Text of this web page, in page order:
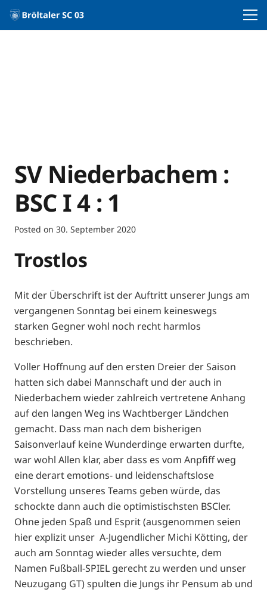
SV Niederbachem :
BSC I 4 : 1
Posted on 30. September 2020
Trostlos
Mit der Überschrift ist der Auftritt unserer Jungs am
vergangenen Sonntag bei einem keineswegs
starken Gegner wohl noch recht harmlos
beschrieben.
Voller Hoffnung auf den ersten Dreier der Saison
hatten sich dabei Mannschaft und der auch in
Niederbachem wieder zahlreich vertretene Anhang
auf den langen Weg ins Wachtberger Ländchen
gemacht. Dass man nach dem bisherigen
Saisonverlauf keine Wunderdinge erwarten durfte,
war wohl Allen klar, aber dass es vom Anpfiff weg
eine derart emotions- und leidenschaftslose
Vorstellung unseres Teams geben würde, das
schockte dann auch die optimistischsten BSCler.
Ohne jeden Spaß und Esprit (ausgenommen seien
hier explizit unser A-Jugendlicher Michi Kötting, der
auch am Sonntag wieder alles versuchte, dem
Namen Fußball-SPIEL gerecht zu werden und unser
Neuzugang GT) spulten die Jungs ihr Pensum ab und